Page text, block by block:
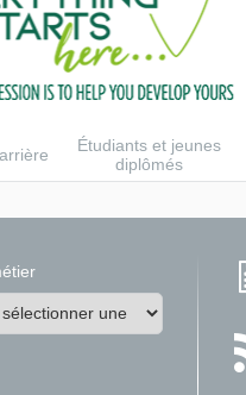
Étudiants et jeunes
diplômés